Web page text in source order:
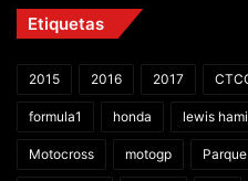
Etiquetas
2015 2016 2017
formula1 honda lewis
Motocross motogp